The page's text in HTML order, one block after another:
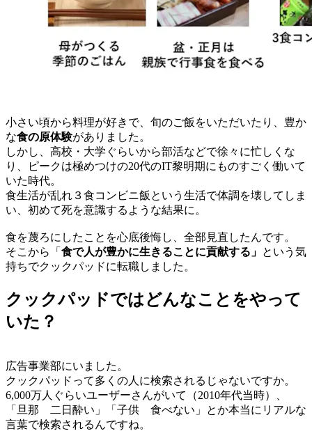
小さい頃から料理が好きで、旬のご飯をいただいたり、豊か
な食の原体験がありました。
しかし、高校・大学ぐらいから部活などで徐々に忙しくな
り、ピークは極めつけの20代のIT黎明期にものすごく働いて
いた時代。
食生活が乱れ３食コンビニ飯という生活で体調を壊してしま
い、初めて死を意識するような結果に。
食を蔑ろにしたことを心底後悔し、全部見直したんです。
そこから「 食で人が豊かに生きることに貢献する」 という気
持ちでクックパッドに転職しました。
クックパッドではどんなことをやって
いた？
広告事業部にいました。
クックパッドって多くの人に検索されるじゃないですか。
6,000万人ぐらいユーザーさんがいて（2010年代当時）、
「旦那 二日酔い」「子供 食べない」とか本当にリアルな
言葉で検索されるんですね。